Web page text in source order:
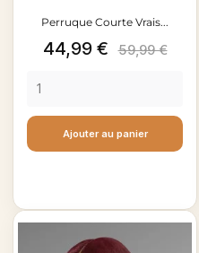
Perruque Courte Vrais...
Prix
44,99 € Prix
59,99 €
Ajouter au panier